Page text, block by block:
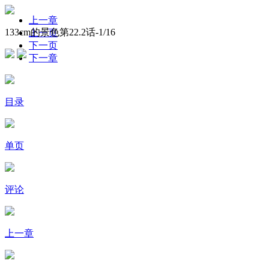
133cm的景色第22.2话-1/16
上一章
上一页
下一页
下一章
目录
单页
评论
上一章